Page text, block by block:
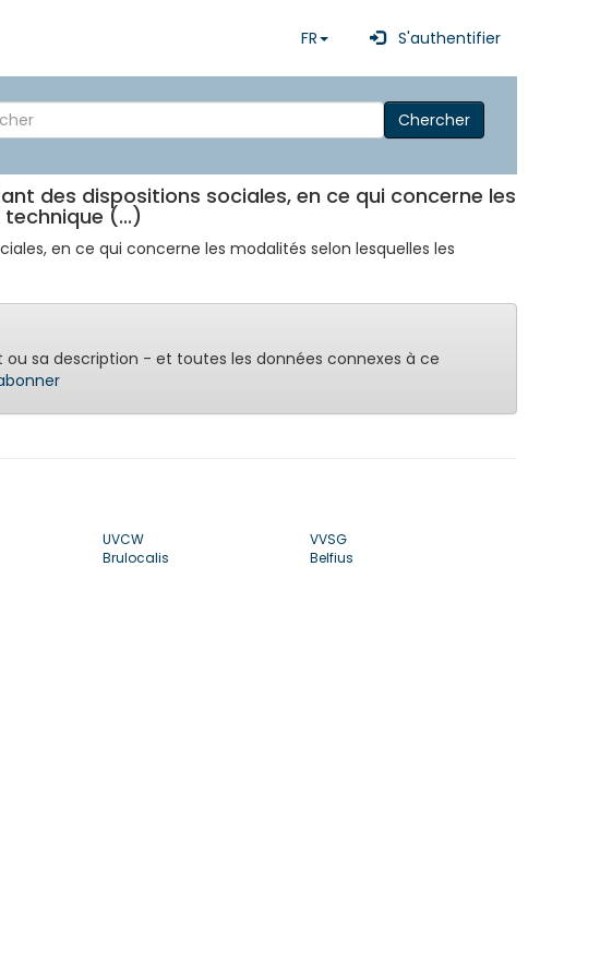
FR S'authentifier
Chercher
des dispositions sociales, en ce qui concerne les
(...)
en ce qui concerne les modalités selon lesquelles les
sa description - et toutes les données connexes à ce
UVCW
Brulocalis
VVSG
Belfius